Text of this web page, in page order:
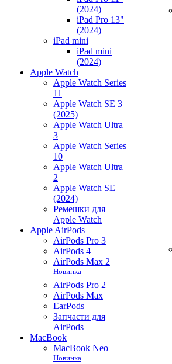
(2024)
iPad Pro 13"
(2024)
iPad mini
iPad mini
(2024)
Apple Watch
Apple Watch Series
11
Apple Watch SE 3
(2025)
Apple Watch Ultra
3
Apple Watch Series
10
Apple Watch Ultra
2
Apple Watch SE
(2024)
Ремешки для
Apple Watch
Apple AirPods
AirPods Pro 3
AirPods 4
AirPods Max 2
Новинка
AirPods Pro 2
AirPods Max
EarPods
Запчасти для
AirPods
MacBook
MacBook Neo
Новинка